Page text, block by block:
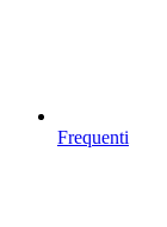
Frequenti